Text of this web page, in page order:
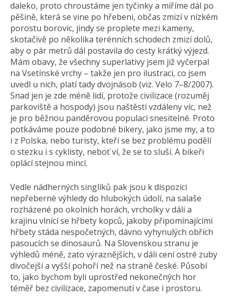
daleko, proto chroustáme jen tyčinky a míříme dál po
pěšině, která se vine po hřebeni, občas zmizí v nízkém
porostu borovic, jindy se proplete mezi kameny,
skotačivě po několika terénních schodech zmizí dolů,
aby o pár metrů dál postavila do cesty krátký výjezd.
Mám obavy, že všechny superlativy jsem již vyčerpal
na Vsetínské vrchy – takže jen pro ilustraci, co jsem
uvedl u nich, platí tady dvojnásob (viz. Velo 7–8/2007).
Snad jen je zde méně lidí, protože civilizace (rozuměj
parkoviště a hospody) jsou naštěstí vzdáleny víc, než
je pro běžnou panděrovou populaci snesitelné. Proto
potkáváme pouze podobné bikery, jako jsme my, a to
i z Polska, nebo turisty, kteří se bez problému podělí
o stezku i s cyklisty, neboť ví, že se to sluší. A bikeři
oplácí stejnou mincí.
Vedle nádherných singlíků pak jsou k dispozici
nepřeberné výhledy do hlubokých údolí, na salaše
rozházené po okolních horách, vrcholky v dáli a
krajinu vlnící se hřbety kopců, jakoby připomínajícími
hřbety stáda nespočetných, dávno vyhynulých obřích
pasoucích se dinosaurů. Na Slovenskou stranu je
výhledů méně, zato výraznějších, v dáli cení ostré zuby
divočejší a vyšší pohoří než na straně české. Působí
to, jako bychom byli uprostřed nekonečných hor
téměř bez civilizace, zapomenutí v čase i prostoru.